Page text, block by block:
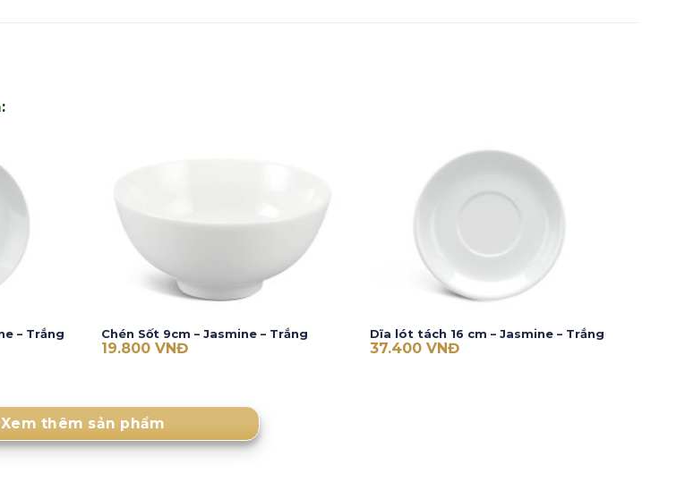
– Trắng Chén Sốt 9cm – Jasmine – Trắng
19.800 VNĐ
Dĩa lót tách 16 cm – Jasmine – Trắng
37.400 VNĐ
Xem thêm sản phẩm